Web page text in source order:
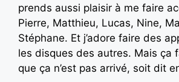
prends aussi plaisir à me faire
Pierre, Matthieu, Lucas, Nine,
Stéphane. Et j’adore faire des
les disques des autres. Mais ça
que ça n’est pas arrivé, soit dit